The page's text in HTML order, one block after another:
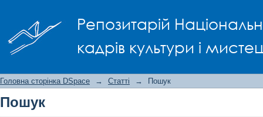
Репозитарій
кадрів культури і
Головна сторінка DSpace → Статті → Пошук
Пошук